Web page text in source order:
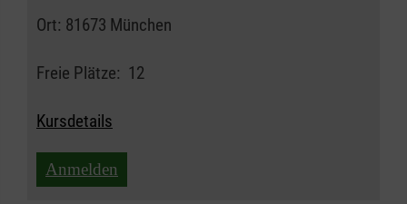
Ort: 81673 München
Freie Plätze: 12
Kursdetails
Anmelden